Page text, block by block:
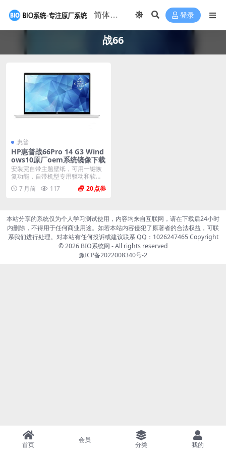
登录
战66
惠普
HP惠普战66Pro 14 G3 Wind
ows10原厂oem系统镜像下载
安装完自带主题壁纸，可用一键恢
复功能，自带机型专用驱动和软
件，将电脑恢复到出厂时...
7 月前 117 20
本站分享的系统仅为个人学习测试使用，内容均来自互联网，请在下载后24小时
内删除，不得用于任何商业用途。如若本站内容侵犯了原著者的合法权益，可联
系我们进行处理。对本站有任何投诉或建议联系 QQ：1026247465 Copyright
© 2026 BIO系统网 - All rights reserved
豫ICP备2022008340号-2
首页
会员
分类 我的